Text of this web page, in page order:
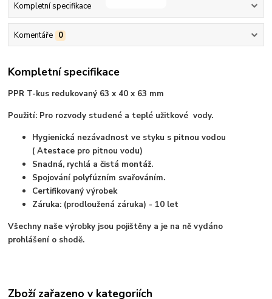
Kompletní specifikace
Komentáře 0
Kompletní specifikace
PPR T-kus redukovaný 63 x 40 x 63 mm
Použití: Pro rozvody studené a teplé užitkové vody.
Hygienická nezávadnost ve styku s pitnou vodou
( Atestace pro pitnou vodu)
Snadná, rychlá a čistá montáž.
Spojování polyfúzním svařováním.
Certifikovaný výrobek
Záruka: (prodloužená záruka) - 10 let
Všechny naše výrobky jsou pojištěny a je na ně vydáno
prohlášení o shodě.
Zboží zařazeno v kategoriích